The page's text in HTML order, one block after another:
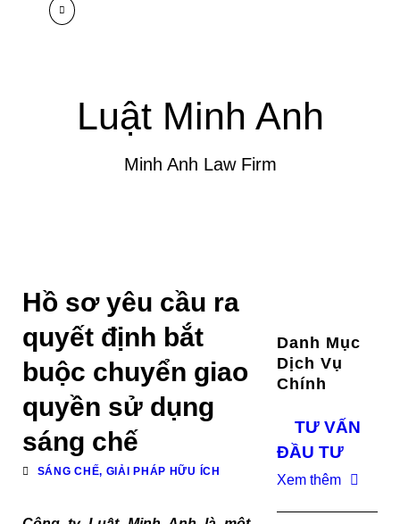
Luật Minh Anh
Minh Anh Law Firm
Hồ sơ yêu cầu ra
quyết định bắt
buộc chuyển giao
quyền sử dụng
sáng chế
SÁNG CHẾ, GIẢI PHÁP HỮU ÍCH
Danh Mục
Dịch Vụ
Chính
TƯ VẤN
ĐẦU TƯ
Xem thêm